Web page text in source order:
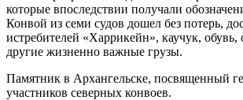
которые впоследствии получали
Конвой из семи судов дошел без потерь,
истребителей «Харрикейн», каучук, обувь,
другие жизненно важные грузы.
Памятник в Архангельске, посвященный
участников северных конвоев.